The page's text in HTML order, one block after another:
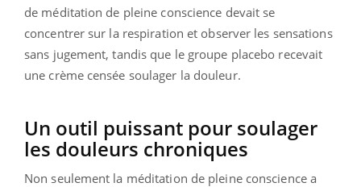
de méditation de pleine conscience devait se
concentrer sur la respiration et observer les sensations
sans jugement, tandis que le groupe placebo recevait
une crème censée soulager la douleur.
Un outil puissant pour soulager
les douleurs chroniques
Non seulement la méditation de pleine conscience a